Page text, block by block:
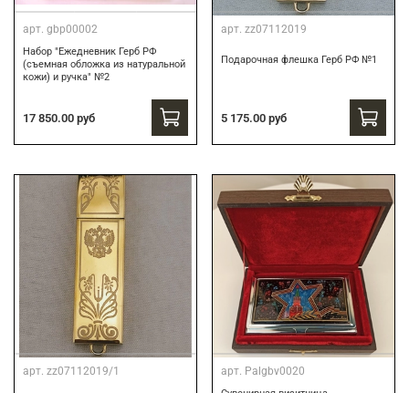
арт. gbp00002
Набор "Ежедневник Герб РФ
(съемная обложка из натуральной
кожи) и ручка" №2
17 850.00 руб
арт. zz07112019
Подарочная флешка Герб РФ №1
5 175.00 руб
арт. zz07112019/1 арт. Palgbv0020